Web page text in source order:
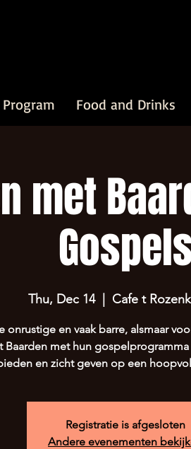
Program Food and Drinks
met
Thu, Dec 14
  |
Cafe t
onrustige en vaak barre, alsmaar
Baarden met hun
en zicht geven op een
Registratie is afgesloten
Andere evenementen